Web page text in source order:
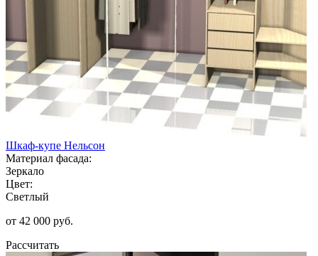
Шкаф-купе Нельсон
Материал фасада:
Зеркало
Цвет:
Светлый
от 42 000 руб.
Рассчитать